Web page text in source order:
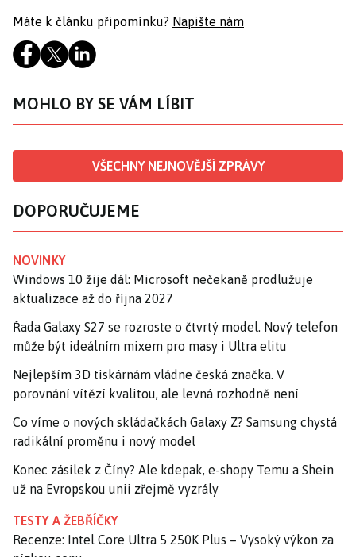
Máte k článku připomínku? Napište nám
MOHLO BY SE VÁM LÍBIT
VŠECHNY NEJNOVĚJŠÍ ZPRÁVY
DOPORUČUJEME
NOVINKY
Windows 10 žije dál: Microsoft nečekaně prodlužuje
aktualizace až do října 2027
Řada Galaxy S27 se rozroste o čtvrtý model. Nový telefon
může být ideálním mixem pro masy i Ultra elitu
Nejlepším 3D tiskárnám vládne česká značka. V
porovnání vítězí kvalitou, ale levná rozhodně není
Co víme o nových skládačkách Galaxy Z? Samsung chystá
radikální proměnu i nový model
Konec zásilek z Číny? Ale kdepak, e-shopy Temu a Shein
už na Evropskou unii zřejmě vyzrály
TESTY A ŽEBŘÍČKY
Recenze: Intel Core Ultra 5 250K Plus – Vysoký výkon za